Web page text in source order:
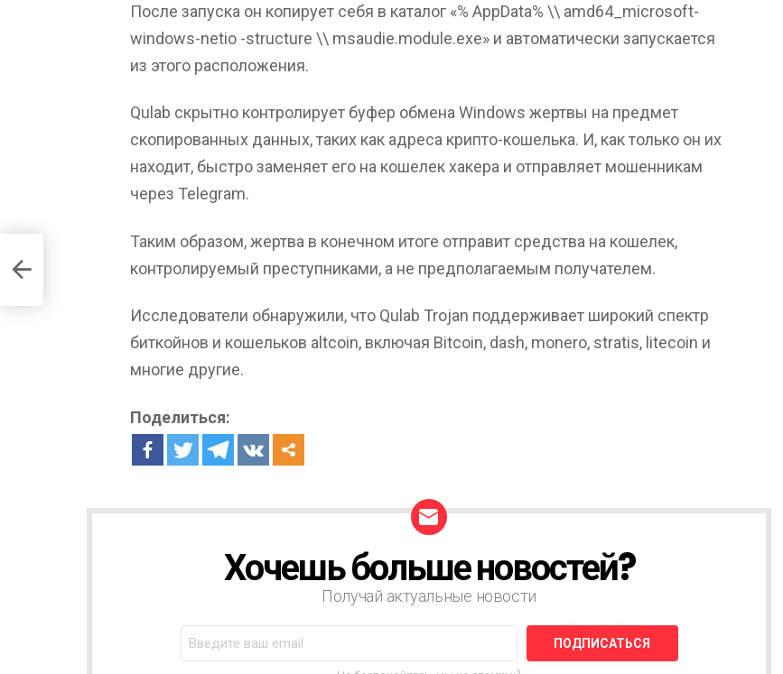
После запуска он копирует себя в каталог «% AppData% \\ amd64_microsoft-
windows-netio -structure \\ msaudie.module.exe» и автоматически запускается
из этого расположения.
Qulab скрытно контролирует буфер обмена Windows жертвы на предмет
скопированных данных, таких как адреса крипто-кошелька. И, как только он их
находит, быстро заменяет его на кошелек хакера и отправляет мошенникам
через Telegram.
Таким образом, жертва в конечном итоге отправит средства на кошелек,
контролируемый преступниками, а не предполагаемым получателем.
Исследователи обнаружили, что Qulab Trojan поддерживает широкий спектр
биткойнов и кошельков altcoin, включая Bitcoin, dash, monero, stratis, litecoin и
многие другие.
Поделиться:
Хочешь больше новостей?
Получай актуальные новости